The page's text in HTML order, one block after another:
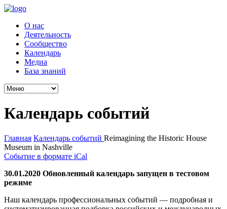
О нас
Деятельность
Сообщество
Календарь
Медиа
База знаний
Календарь событий
Главная Календарь событий Reimagining the Historic House
Museum in Nashville
Событие в формате iCal
30.01.2020 Обновленный календарь запущен в тестовом
режиме
Наш календарь профессиональных событий — подробная и